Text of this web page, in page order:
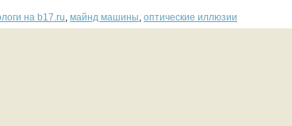
на b17.ru, майнд машины, оптические иллюзии